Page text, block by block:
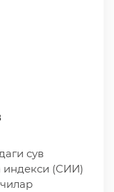
сув
индекси (СИИ)